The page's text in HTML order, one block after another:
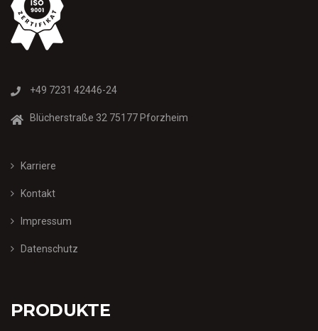
+49 7231 42446-24
Blücherstraße 32 75177 Pforzheim
Karriere
Kontakt
Impressum
Datenschutz
PRODUKTE